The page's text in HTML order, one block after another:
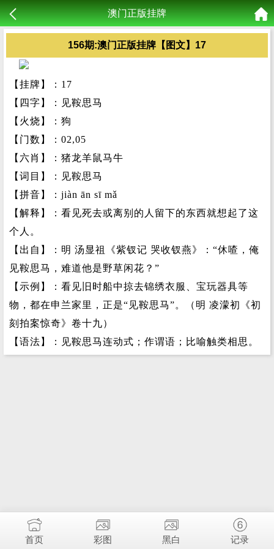
澳门正版挂牌
156期:澳门正版挂牌【图文】17
【挂牌】：17
【四字】：见鞍思马
【火烧】：狗
【门数】：02,05
【六肖】：猪龙羊鼠马牛
【词目】：见鞍思马
【拼音】：jiàn ān sī mǎ
【解释】：看见死去或离别的人留下的东西就想起了这
个人。
【出自】：明 汤显祖《紫钗记 哭收钗燕》：“休喳，俺
见鞍思马，难道他是野草闲花？”
【示例】：看见旧时船中掠去锦绣衣服、宝玩器具等
物，都在申兰家里，正是“见鞍思马”。（明 凌濛初《初
刻拍案惊奇》卷十九）
【语法】：见鞍思马连动式；作谓语；比喻触类相思。
首页 彩图 黑白 记录